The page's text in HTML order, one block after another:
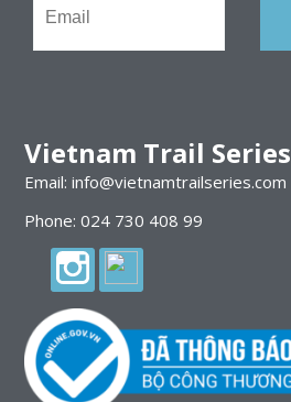
Vietnam Trail Series
Email: info@vietnamtrailseries.com
Phone: 024 730 408 99